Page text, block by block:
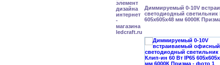
Диммируемый 0-10V
светодиодный светильник
605x605x48 мм 6000К